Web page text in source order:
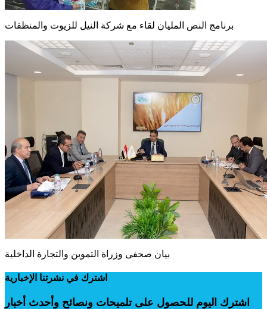
برنامج النص المليان لقاء مع شركة النيل للزيوت والمنظفات
بيان صحفى وزراة التموين والتجارة الداخلية
اشترك في نشرتنا الإخبارية
اشترك اليوم للحصول على تلميحات ونصائح وأحدث أخبار